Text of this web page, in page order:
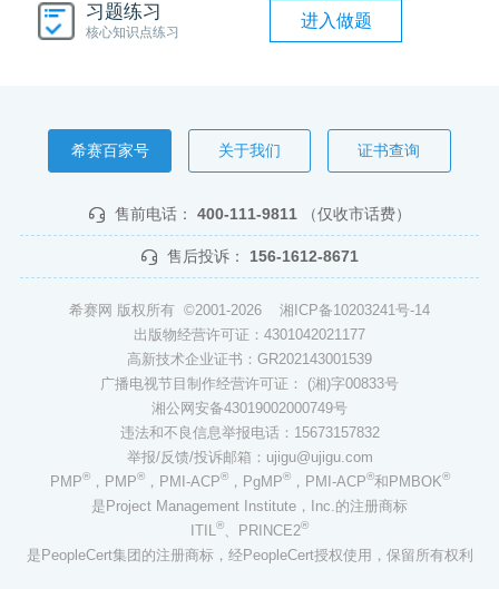
习题练习
核心知识点练习
进入做题
希赛百家号 关于我们 证书查询
售前电话： 400-111-9811 （仅收市话费）
售后投诉： 156-1612-8671
希赛网 版权所有 ©2001-2026 湘ICP备10203241号-14
出版物经营许可证：4301042021177
高新技术企业证书：GR202143001539
广播电视节目制作经营许可证： (湘)字00833号
湘公网安备43019002000749号
违法和不良信息举报电话：15673157832
举报/反馈/投诉邮箱：ujigu@ujigu.com
PMP®，PMP®，PMI-ACP®，PgMP®，PMI-ACP®和PMBOK®
是Project Management Institute，Inc.的注册商标
ITIL
® 、PRINCE2®
是PeopleCert集团的注册商标，经PeopleCert授权使用，保留所有权利